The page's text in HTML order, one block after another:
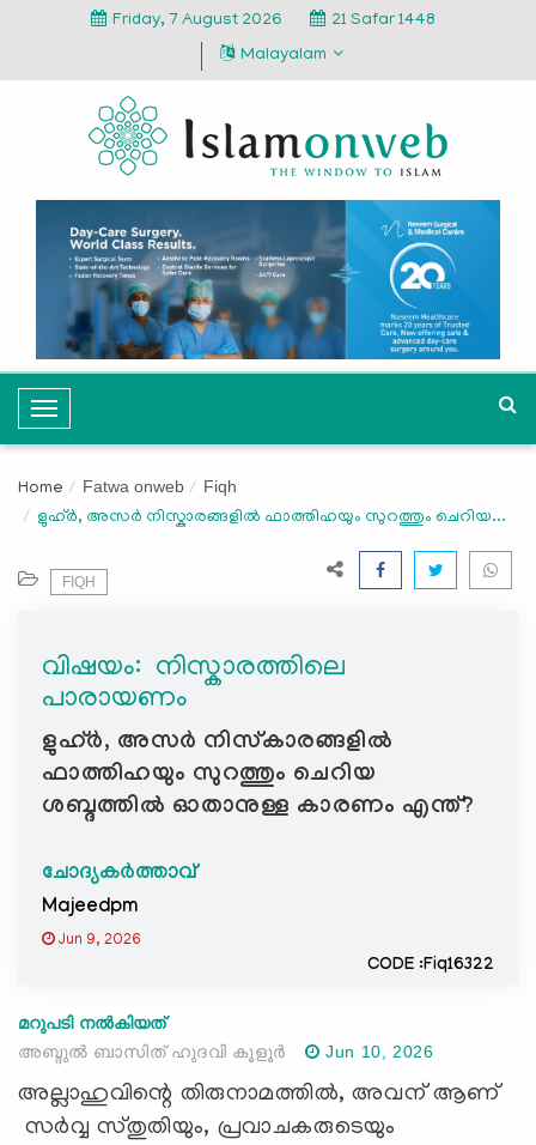
Friday, 7 August 2026
21 Safar 1448
Malayalam
T
o
g
l
i
g
a
t
i
o
Home Fatwa onweb Fiqh
ളുഹ്ർ, അസർ നിസ്കാരങ്ങളിൽ ഫാത്തിഹയും സുറത്തും ചെറിയ...
FIQH
വിഷയം: ‍ നിസ്കാരത്തിലെ
പാരായണം
ളുഹ്ർ, അസർ നിസ്കാരങ്ങളിൽ
ഫാത്തിഹയും സുറത്തും ചെറിയ
ശബ്ദത്തിൽ ഓതാനുള്ള കാരണം എന്ത്?
ചോദ്യകർത്താവ്
Majeedpm
Jun 9, 2026
CODE :Fiq16322
മറുപടി നൽകിയത്
അബ്ദുൽ ബാസിത് ഹുദവി കൂളൂർ
Jun 10, 2026
അല്ലാഹുവിന്റെ തിരുനാമത്തില്‍, അവന് ആണ്
സര്‍വ്വ സ്തുതിയും, പ്രവാചകരുടെയും